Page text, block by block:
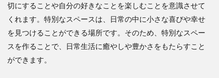
切にすることや自分の好きなことを楽しむことを意識させて
くれます。特別なスペースは、日常の中に小さな喜びや幸せ
を見つけることができる場所です。そのため、特別なスペー
スを作ることで、日常生活に癒やしや豊かさをもたらすこと
ができます。